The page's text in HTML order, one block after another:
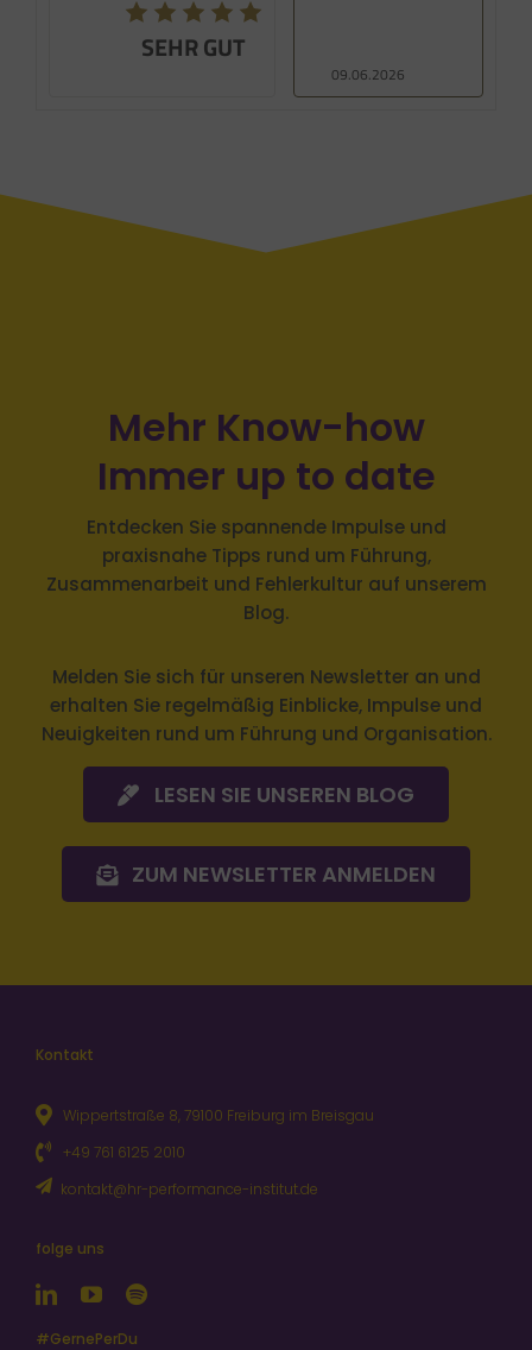
SEHR GUT
09.06.2026
Mehr Know-how
Immer up to date
Entdecken Sie spannende Impulse und
praxisnahe Tipps rund um Führung,
Zusammenarbeit und Fehlerkultur auf unserem
Blog.
Melden Sie sich für unseren Newsletter an und
erhalten Sie regelmäßig Einblicke, Impulse und
Neuigkeiten rund um Führung und Organisation.
LESEN SIE UNSEREN BLOG
ZUM NEWSLETTER ANMELDEN
Kontakt
Wippertstraße 8, 79100 Freiburg im Breisgau
+49 761 6125 2010
kontakt@hr-performance-institut.de
folge uns
#GernePerDu